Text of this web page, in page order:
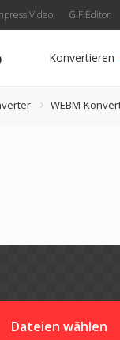
Video GIF Editor
Konvertieren
WEBM-
Dateien wählen